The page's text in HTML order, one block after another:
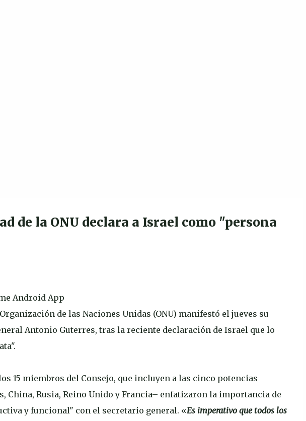
de la ONU declara a Israel como "persona
de las Naciones Unidas (ONU) manifestó el jueves su
Antonio Guterres, tras la reciente declaración de Israel que lo
15 miembros del Consejo, que incluyen a las cinco potencias
China, Rusia, Reino Unido y Francia– enfatizaron la importancia de
y funcional" con el secretario general. «Es imperativo que todos los